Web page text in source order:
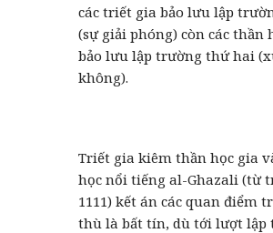
các triết gia bảo lưu lập
(sự giải phóng) còn các thần
bảo lưu lập trường thứ hai
không).
Triết gia kiêm thần học gia
học nổi tiếng al-Ghazali (từ
1111) kết án các quan điểm
thù là bất tín, dù tới lượt lập